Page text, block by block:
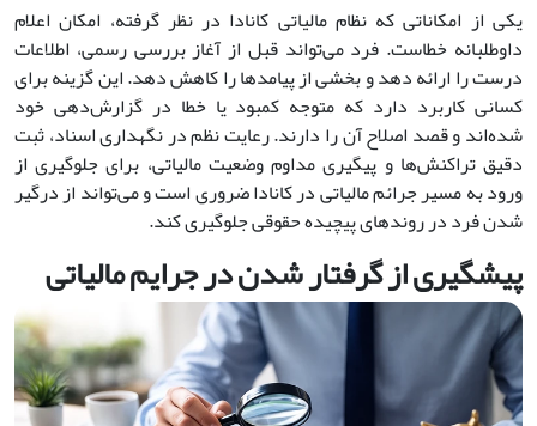
یکی از امکاناتی که نظام مالیاتی کانادا در نظر گرفته، امکان اعلام
داوطلبانه خطاست. فرد می‌تواند قبل از آغاز بررسی رسمی، اطلاعات
درست را ارائه دهد و بخشی از پیامدها را کاهش دهد. این گزینه برای
کسانی کاربرد دارد که متوجه کمبود یا خطا در گزارش‌دهی خود
شده‌اند و قصد اصلاح آن را دارند. رعایت نظم در نگهداری اسناد، ثبت
دقیق تراکنش‌ها و پیگیری مداوم وضعیت مالیاتی، برای جلوگیری از
ورود به مسیر جرائم مالیاتی در کانادا ضروری است و می‌تواند از درگیر
شدن فرد در روندهای پیچیده حقوقی جلوگیری کند.
پیشگیری از گرفتار شدن در جرایم مالیاتی